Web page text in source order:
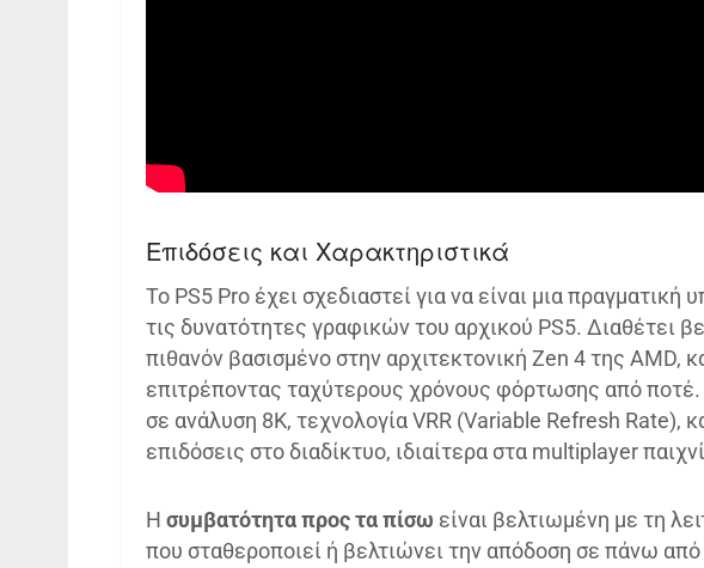
Επιδόσεις και Χαρακτηριστικά
Το PS5 Pro έχει σχεδιαστεί για να είναι μια πραγματική
τις δυνατότητες γραφικών του αρχικού PS5. Διαθέτει
πιθανόν βασισμένο στην αρχιτεκτονική Zen 4 της AMD,
επιτρέποντας ταχύτερους χρόνους φόρτωσης από ποτέ.
σε ανάλυση 8K, τεχνολογία VRR (Variable Refresh Rate),
επιδόσεις στο διαδίκτυο, ιδιαίτερα στα multiplayer
Η συμβατότητα προς τα πίσω είναι βελτιωμένη με τη
που σταθεροποιεί ή βελτιώνει την απόδοση σε πάνω